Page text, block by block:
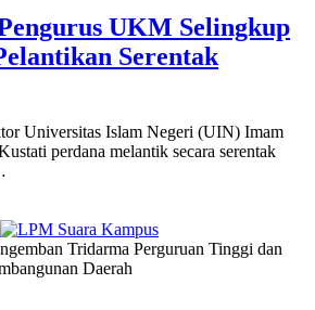
UKM Selingkup
Serentak
Universitas Islam Negeri (UIN) Imam
perdana melantik secara serentak
Tridarma Perguruan Tinggi dan
Daerah